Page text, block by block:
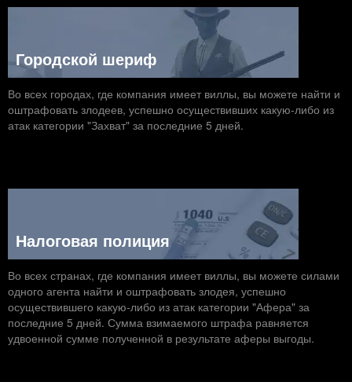
Городской шериф
Во всех городах, где компания имеет виллы, вы можете найти и
оштрафовать злодеев, успешно осуществивших какую-либо из
атак категории "Захват" за последние 5 дней.
Налоговая полиция
Во всех странах, где компания имеет виллы, вы можете силами
одного агента найти и оштрафовать злодея, успешно
осуществившего какую-либо из атак категории "Афера" за
последние 5 дней. Сумма взимаемого штрафа равняется
удвоенной сумме полученной в результате аферы выгоды.